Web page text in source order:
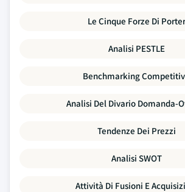
Le Cinque Forze Di Porter
Analisi PESTLE
Benchmarking
Analisi Del Divario Domanda-
Tendenze Dei Prezzi
Analisi SWOT
Attività Di Fusioni E